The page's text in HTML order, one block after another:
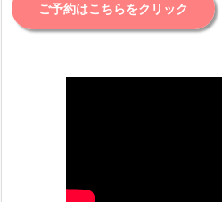
ご予約はこちらをクリック